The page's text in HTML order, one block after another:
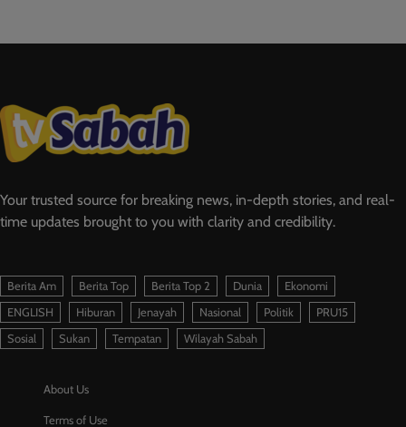
Your trusted source for breaking news, in-depth stories, and real-
time updates brought to you with clarity and credibility.
Berita Am Berita Top Berita Top 2 Dunia
Ekonomi
ENGLISH
Hiburan Jenayah Nasional Politik
PRU15
Sosial
Sukan Tempatan Wilayah Sabah
About Us
Terms of Use